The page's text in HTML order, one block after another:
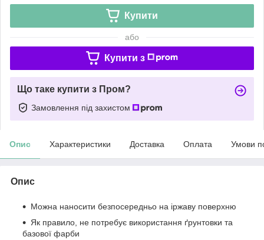
Купити
або
Купити з
Що таке купити з Пром?
Замовлення під захистом
Опис Характеристики Доставка Оплата Умови
Опис
Можна наносити безпосередньо на іржаву поверхню
Як правило, не потребує використання ґрунтовки та
базової фарби